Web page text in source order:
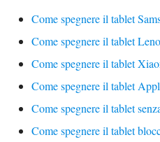
Come spegnere il tablet
Come spegnere il tablet
Come spegnere il tablet
Come spegnere il tablet
Come spegnere il tablet
Come spegnere il tablet